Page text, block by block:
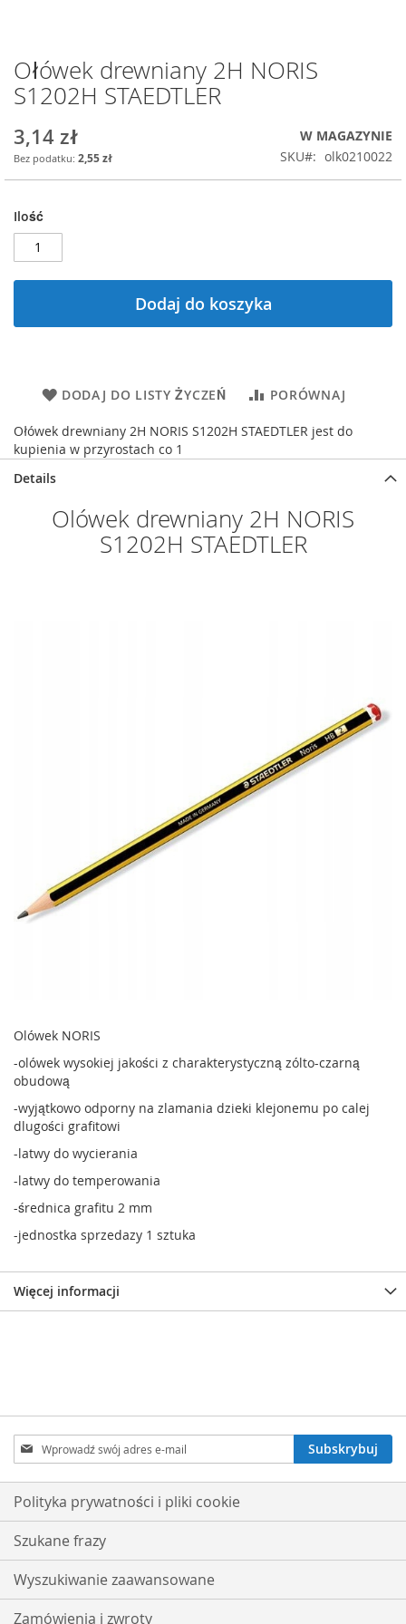
Przejdź
na
początek
Ołówek drewniany 2H NORIS
S1202H STAEDTLER
3,14 zł
2,55 zł
W MAGAZYNIE
SKU
olk0210022
Ilość
Dodaj do koszyka
DODAJ DO LISTY ŻYCZEŃ PORÓWNAJ
Ołówek drewniany 2H NORIS S1202H STAEDTLER jest do
kupienia w przyrostach co 1
Details
Olówek drewniany 2H NORIS
S1202H STAEDTLER
Olówek NORIS
-olówek wysokiej jakości z charakterystyczną zólto-czarną
obudową
-wyjątkowo odporny na zlamania dzieki klejonemu po calej
dlugości grafitowi
-latwy do wycierania
-latwy do temperowania
-średnica grafitu 2 mm
-jednostka sprzedazy 1 sztuka
Więcej informacji
Subskrybuj
nasz
newsletter:
Subskrybuj
Polityka prywatności i pliki cookie
Szukane frazy
Wyszukiwanie zaawansowane
Zamówienia i zwroty